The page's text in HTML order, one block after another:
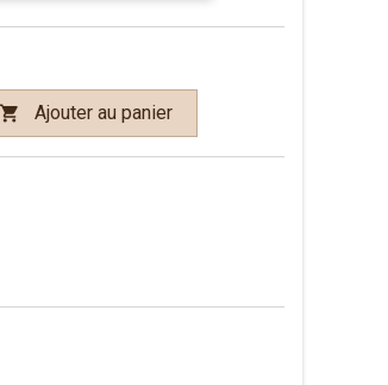
 Ajouter au panier